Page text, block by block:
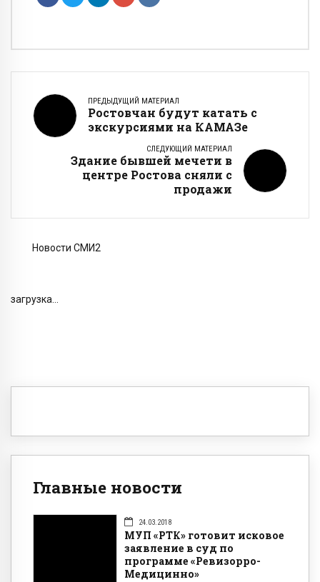
ПРЕДЫДУЩИЙ МАТЕРИАЛ
Ростовчан будут катать с
экскурсиями на КАМАЗе
СЛЕДУЮЩИЙ МАТЕРИАЛ
Здание бывшей мечети в
центре Ростова сняли с
продажи
Новости СМИ2
загрузка...
Главные новости
24.03.2018
МУП «РТК» готовит исковое
заявление в суд по
программе «Ревизорро-
Медицинно»